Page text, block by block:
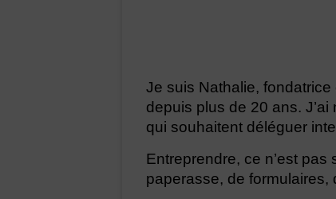
Je suis Nathalie, fondatrice
depuis plus de 20 ans.
qui souhaitent déléguer
Entreprendre, ce n’est
paperasse, de formulaires,